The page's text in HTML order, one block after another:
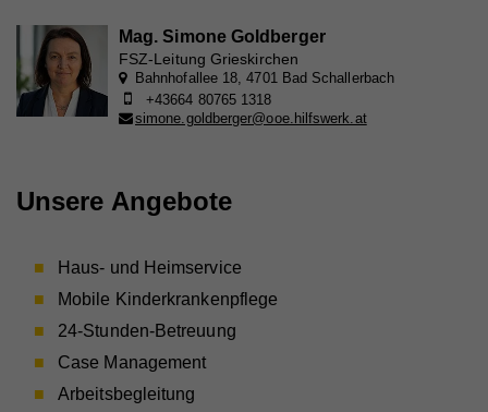
Mag. Simone Goldberger
FSZ-Leitung Grieskirchen
Bahnhofallee 18, 4701 Bad Schallerbach
+43664 80765 1318
simone.goldberger@ooe.hilfswerk.at
Unsere Angebote
Haus- und Heimservice
Mobile Kinderkrankenpflege
24-Stunden-Betreuung
Case Management
Arbeitsbegleitung